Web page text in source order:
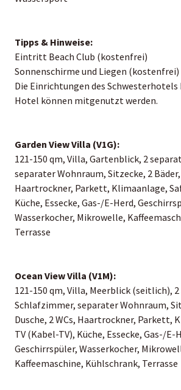
Tipps & Hinweise:
Eintritt Beach Club (kostenfrei)
Sonnenschirme und Liegen (kostenfrei)
Die Einrichtungen des Schwesterhotels
Hotel können mitgenutzt werden.
Garden View Villa (V1G):
121-150 qm, Villa, Gartenblick, 2
separater Wohnraum, Sitzecke, 2 Bäder,
Haartrockner, Parkett, Klimaanlage,
Küche, Essecke, Gas-/E-Herd,
Wasserkocher, Mikrowelle,
Terrasse
Ocean View Villa (V1M):
121-150 qm, Villa, Meerblick (seitlich),
Schlafzimmer, separater Wohnraum,
Dusche, 2 WCs, Haartrockner, Parkett,
TV (Kabel-TV), Küche, Essecke, Gas-/E-
Geschirrspüler, Wasserkocher,
Kaffeemaschine, Kühlschrank, Terrasse